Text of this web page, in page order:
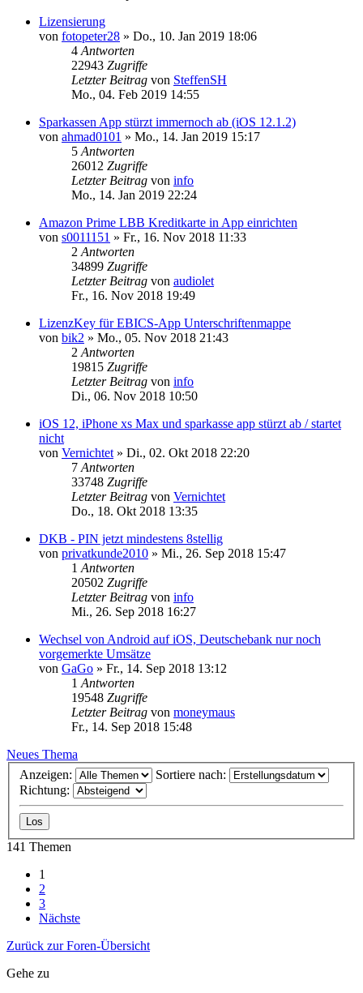
Lizensierung
von fotopeter28 » Do., 10. Jan 2019 18:06
4 Antworten
22943 Zugriffe
Letzter Beitrag von SteffenSH
Mo., 04. Feb 2019 14:55
Sparkassen App stürzt immernoch ab (iOS 12.1.2)
von ahmad0101 » Mo., 14. Jan 2019 15:17
5 Antworten
26012 Zugriffe
Letzter Beitrag von info
Mo., 14. Jan 2019 22:24
Amazon Prime LBB Kreditkarte in App einrichten
von s0011151 » Fr., 16. Nov 2018 11:33
2 Antworten
34899 Zugriffe
Letzter Beitrag von audiolet
Fr., 16. Nov 2018 19:49
LizenzKey für EBICS-App Unterschriftenmappe
von bik2 » Mo., 05. Nov 2018 21:43
2 Antworten
19815 Zugriffe
Letzter Beitrag von info
Di., 06. Nov 2018 10:50
iOS 12, iPhone xs Max und sparkasse app stürzt ab / startet
nicht
von Vernichtet » Di., 02. Okt 2018 22:20
7 Antworten
33748 Zugriffe
Letzter Beitrag von Vernichtet
Do., 18. Okt 2018 13:35
DKB - PIN jetzt mindestens 8stellig
von privatkunde2010 » Mi., 26. Sep 2018 15:47
1 Antworten
20502 Zugriffe
Letzter Beitrag von info
Mi., 26. Sep 2018 16:27
Wechsel von Android auf iOS, Deutschebank nur noch
vorgemerkte Umsätze
von GaGo » Fr., 14. Sep 2018 13:12
1 Antworten
19548 Zugriffe
Letzter Beitrag von moneymaus
Fr., 14. Sep 2018 15:48
Neues Thema
Anzeigen:
Sortiere nach:
Richtung:
141 Themen
1
2
3
Nächste
Zurück zur Foren-Übersicht
Gehe zu